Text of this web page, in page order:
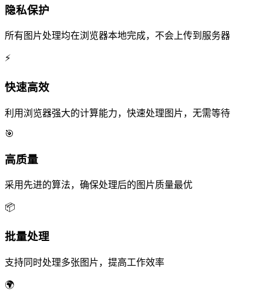
隐私保护
所有图片处理均在浏览器本地完成，不会上传到服务器
⚡
快速高效
利用浏览器强大的计算能力，快速处理图片，无需等待
🎯
高质量
采用先进的算法，确保处理后的图片质量最优
📦
批量处理
支持同时处理多张图片，提高工作效率
🌍